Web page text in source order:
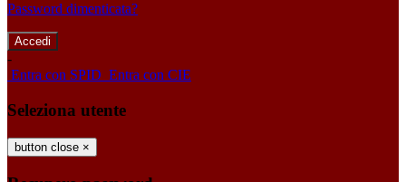
Password dimenticata?
-
Entra con SPID Entra con CIE
Seleziona utente
button close ×